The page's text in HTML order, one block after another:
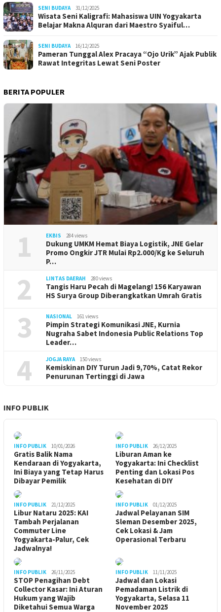
SENI BUDAYA 31/12/2025
Wisata Seni Kaligrafi: Mahasiswa UIN Yogyakarta
Belajar Makna Alquran dari Maestro Syaiful…
SENI BUDAYA 16/12/2025
Pameran Tunggal Alex Pracaya “Ojo Urik” Ajak Publik
Rawat Integritas Lewat Seni Poster
BERITA POPULER
1 EKBIS 284 views
Dukung UMKM Hemat Biaya Logistik, JNE Gelar
Promo Ongkir JTR Mulai Rp2.000/Kg ke Seluruh
P…
2 LINTAS DAERAH 280 views
Tangis Haru Pecah di Magelang! 156 Karyawan
HS Surya Group Diberangkatkan Umrah Gratis
3 NASIONAL 161 views
Pimpin Strategi Komunikasi JNE, Kurnia
Nugraha Sabet Indonesia Public Relations Top
Leader…
4 JOGJA RAYA 150 views
Kemiskinan DIY Turun Jadi 9,70%, Catat Rekor
Penurunan Tertinggi di Jawa
INFO PUBLIK
INFO PUBLIK 10/01/2026
Gratis Balik Nama
Kendaraan di Yogyakarta,
Ini Biaya yang Tetap Harus
Dibayar Pemilik
INFO PUBLIK 26/12/2025
Liburan Aman ke
Yogyakarta: Ini Checklist
Penting dan Lokasi Pos
Kesehatan di DIY
INFO PUBLIK 21/12/2025
Libur Nataru 2025: KAI
Tambah Perjalanan
Commuter Line
Yogyakarta-Palur, Cek
Jadwalnya!
INFO PUBLIK 01/12/2025
Jadwal Pelayanan SIM
Sleman Desember 2025,
Cek Lokasi & Jam
Operasional Terbaru
INFO PUBLIK 26/11/2025
STOP Penagihan Debt
Collector Kasar: Ini Aturan
Hukum yang Wajib
Diketahui Semua Warga
INFO PUBLIK 11/11/2025
Jadwal dan Lokasi
Pemadaman Listrik di
Yogyakarta, Selasa 11
November 2025